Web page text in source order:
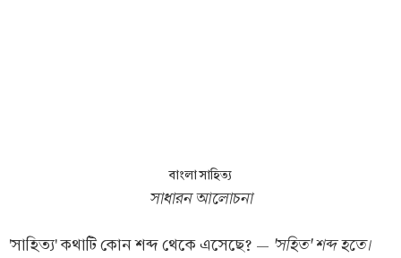
বাংলা সাহিত্য
সাধারন আলোচনা
'সাহিত্য' কথাটি কোন শব্দ থেকে এসেছে? — 'সহিত' শব্দ হতে।